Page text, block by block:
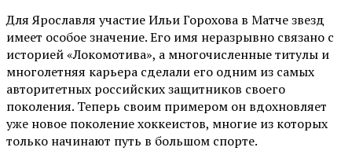
Для Ярославля участие Ильи Горохова в Матче звезд
имеет особое значение. Его имя неразрывно связано с
историей «Локомотива», а многочисленные титулы и
многолетняя карьера сделали его одним из самых
авторитетных российских защитников своего
поколения. Теперь своим примером он вдохновляет
уже новое поколение хоккеистов, многие из которых
только начинают путь в большом спорте.